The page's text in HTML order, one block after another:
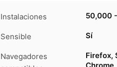
Instalaciones 50,000
Sensible Sí
Navegadores
Firefox,